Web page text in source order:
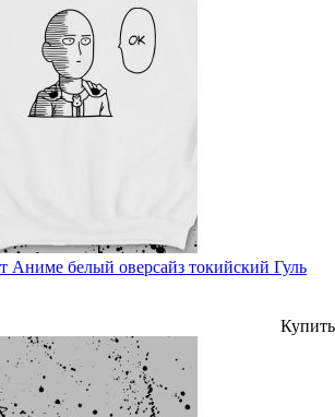
Аниме белый оверсайз токийский Гуль
Купить